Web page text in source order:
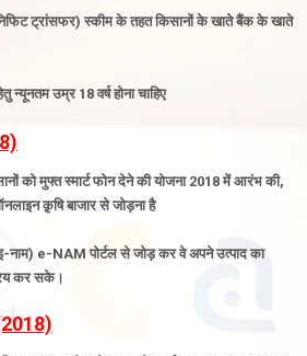
ट्रांसफर) स्कीम के तहत किसानों के खाते बैंक के खाते
न्यूनतम उम्र 18 वर्ष होना चाहिए
को मुफ्त स्मार्ट फोन देने की योजना 2018 में आरंभ की,
क़ृषि बाजार से जोड़ना है
नाम) e-NAM पोर्टल से जोड़ करवे अपने उत्पाद का
कर सके।